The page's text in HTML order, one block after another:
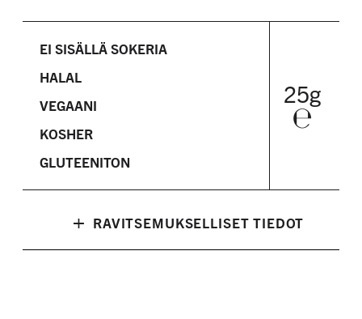
EI SISÄLLÄ SOKERIA
HALAL
VEGAANI
KOSHER
GLUTEENITON
25g
℮
+ RAVITSEMUKSELLISET TIEDOT